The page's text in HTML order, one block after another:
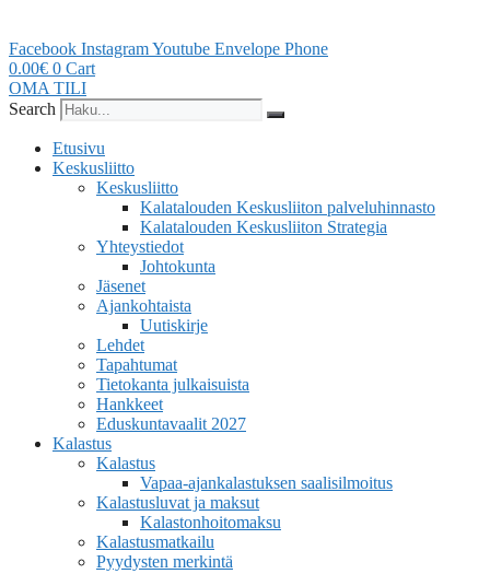
Facebook InstagramYoutube Envelope Phone
0.00€ 0 Cart
OMA TILI
Search
Etusivu
Keskusliitto
Keskusliitto
Kalatalouden Keskusliiton palveluhinnasto
Kalatalouden Keskusliiton Strategia
Yhteystiedot
Johtokunta
Jäsenet
Ajankohtaista
Uutiskirje
Lehdet
Tapahtumat
Tietokanta julkaisuista
Hankkeet
Eduskuntavaalit 2027
Kalastus
Kalastus
Vapaa-ajankalastuksen saalisilmoitus
Kalastusluvat ja maksut
Kalastonhoitomaksu
Kalastusmatkailu
Pyydysten merkintä